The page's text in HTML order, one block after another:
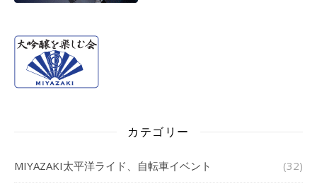
カテゴリー
MIYAZAKI太平洋ライド、自転車イベント (32)